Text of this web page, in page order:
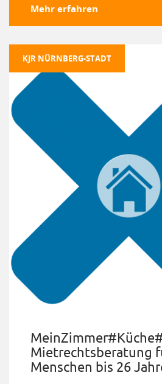
Mehr erfahren
KJR NÜRNBERG-STADT
Mietrechtsberatung
Menschen bis 26